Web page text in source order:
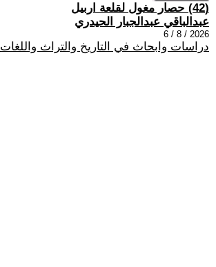
(42) حصار مغول لقلعة اربيل
عبدالباقي عبدالجبار الحيدري
2026 / 8 / 6
دراسات وابحاث في التاريخ والتراث واللغات